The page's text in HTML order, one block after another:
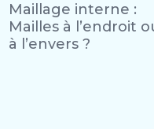
Maillage interne :
Mailles à l’endroit
à l’envers ?